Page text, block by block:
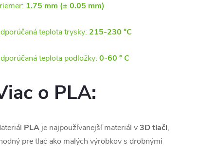
1.75 mm (± 0.05 mm)
teplota trysky: 215-230 °C
teplota podložky: 0-60 ° C
o PLA:
PLA je najpoužívanejší materiál v3D tlači,
pre tlač ako malých výrobkov s drobnými